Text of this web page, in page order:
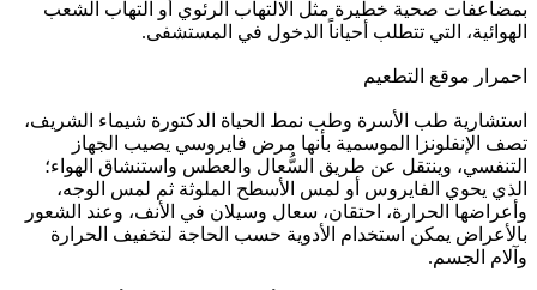
بمضاعفات صحية خطيرة مثل الالتهاب الرئوي أو التهاب الشعب
الهوائية، التي تتطلب أحياناً الدخول في المستشفى.
احمرار موقع التطعيم
استشارية طب الأسرة وطب نمط الحياة الدكتورة شيماء الشريف،
تصف الإنفلونزا الموسمية بأنها مرض فايروسي يصيب الجهاز
التنفسي، وينتقل عن طريق السُّعال والعطس واستنشاق الهواء؛
الذي يحوي الفايروس أو لمس الأسطح الملوثة ثم لمس الوجه،
وأعراضها الحرارة، احتقان، سعال وسيلان في الأنف، وعند الشعور
بالأعراض يمكن استخدام الأدوية حسب الحاجة لتخفيف الحرارة
وآلام الجسم.